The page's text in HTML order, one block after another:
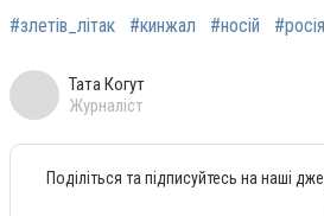
#злетів_літак #кинжал #носій #росія
Тата Когут
Журналіст
Поділіться та підписуйтесь на наші